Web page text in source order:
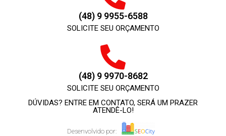
(48) 9 9955-6588
SOLICITE SEU ORÇAMENTO
(48) 9 9970-8682
SOLICITE SEU ORÇAMENTO
DÚVIDAS? ENTRE EM CONTATO, SERÁ UM PRAZER
ATENDÊ-LO!
Desenvolvido por: